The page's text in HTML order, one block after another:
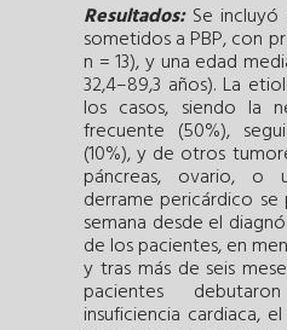
Resultados:Se incluyó
sometidos a PBP, con
n = 13), y una edad
32,4–89,3 años). La
los casos, siendo la
frecuente (50%),
(10%), y de otros
páncreas, ovario, o
derrame pericárdico
semana desde el
de los pacientes, en
y tras más de seis
pacientes
insuficiencia cardiaca,